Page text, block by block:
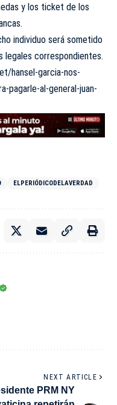
y los ticket de los
individuo será sometido
legales correspondientes.
hansel-garcia-nos-
pagarle-al-general-juan-
ELPERIÓDICODELAVERDAD
NEXT ARTICLE
PRM NY